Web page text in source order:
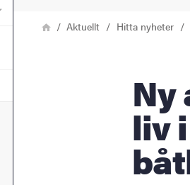
Undermeny för Pressrum
LänkstigHemAktuellt Hitta nyheter
Ny avhandling väcker
liv